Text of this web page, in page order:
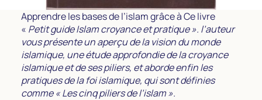
Apprendre les bases de l’islam grâce à Ce livre
« Petit guide Islam croyance et pratique ». l’auteur
vous présente un aperçu de la vision du monde
islamique, une étude approfondie de la croyance
islamique et de ses piliers, et aborde enfin les
pratiques de la foi islamique, qui sont définies
comme « Les cinq piliers de l’islam ».